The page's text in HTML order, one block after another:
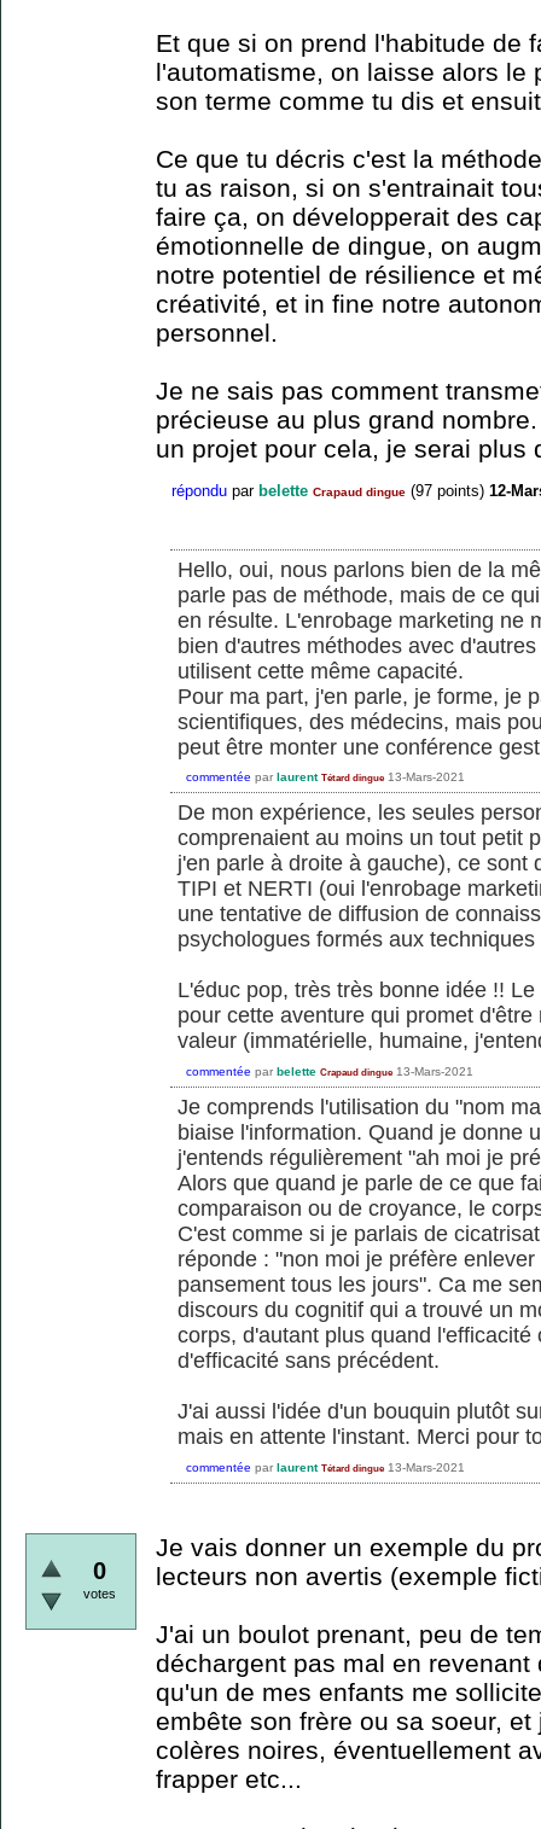
Et que si on prend l'habitude de
l'automatisme, on laisse alors le
son terme comme tu dis et
Ce que tu décris c'est la
tu as raison, si on s'entrainait
faire ça, on développerait des
émotionnelle de dingue, on
notre potentiel de résilience et
créativité, et in fine notre
personnel.
Je ne sais pas comment
précieuse au plus grand
un projet pour cela, je serai plus
répondu par belette Crapaud dingue (97 points) 12-
Hello, oui, nous parlons bien de la
parle pas de méthode, mais de ce
en résulte. L'enrobage marketing ne
bien d'autres méthodes avec
utilisent cette même capacité.
Pour ma part, j'en parle, je forme, je
scientifiques, des médecins, mais
peut être monter une conférence
commentée par laurent Tétard dingue 13-Mars-2021
De mon expérience, les seules
comprenaient au moins un tout petit
j'en parle à droite à gauche), ce sont
TIPI et NERTI (oui l'enrobage
une tentative de diffusion de
psychologues formés aux
L'éduc pop, très très bonne idée !!
pour cette aventure qui promet
valeur (immatérielle, humaine,
commentée par belette Crapaud dingue 13-Mars-2021
Je comprends l'utilisation du "nom
biaise l'information. Quand je donne
j'entends régulièrement "ah moi je
Alors que quand je parle de ce que
comparaison ou de croyance, le
C'est comme si je parlais de
réponde : "non moi je préfère
pansement tous les jours". Ca me
discours du cognitif qui a trouvé un
corps, d'autant plus quand
d'efficacité sans précédent.
J'ai aussi l'idée d'un bouquin plutôt
mais en attente l'instant. Merci pour
commentée par laurent Tétard dingue 13-Mars-2021
0
votes
Je vais donner un exemple du
lecteurs non avertis (exemple
J'ai un boulot prenant, peu de
déchargent pas mal en
qu'un de mes enfants me
embête son frère ou sa soeur,
colères noires, éventuellement
frapper etc...